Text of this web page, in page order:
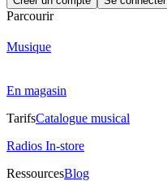
Parcourir
Musique
En magasin
TarifsCatalogue musical
Radios In-store
RessourcesBlog